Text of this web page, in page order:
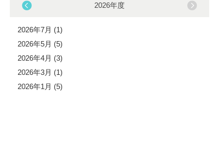
2026年度
2026年7月 (1)
2026年5月 (5)
2026年4月 (3)
2026年3月 (1)
2026年1月 (5)